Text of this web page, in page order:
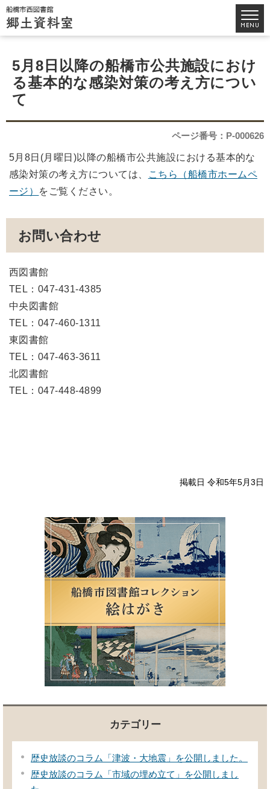
5月8日以降の船橋市公共施設におけ
る基本的な感染対策の考え方につい
て
ページ番号：P-000626
5月8日(月曜日)以降の船橋市公共施設における基本的な
感染対策の考え方については、
こちら（船橋市ホームペ
ージ） をご覧ください。
お問い合わせ
西図書館
TEL：047-431-4385
中央図書館
TEL：047-460-1311
東図書館
TEL：047-463-3611
北図書館
TEL：047-448-4899
掲載日 令和5年5月3日
カテゴリー
歴史放談のコラム「津波・大地震」を公開しました。
歴史放談のコラム「市域の埋め立て」を公開しまし